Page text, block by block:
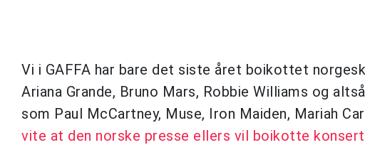
Vi i GAFFA har bare det siste året boikottet
Ariana Grande, Bruno Mars, Robbie Williams og
som Paul McCartney, Muse, Iron Maiden, Mariah
vite at den norske presse ellers vil boikotte